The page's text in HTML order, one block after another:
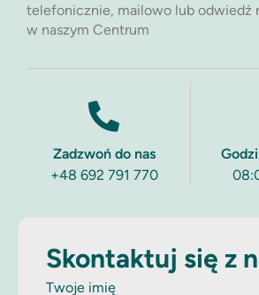
Skontaktuj się z
Twoje imię
telefonicznie, mailowo lub odwiedź
w naszym Centrum
Zadzwoń do nas
+48 692 791 770